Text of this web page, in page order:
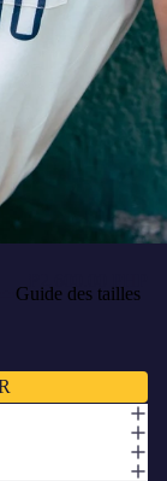
Guide des tailles